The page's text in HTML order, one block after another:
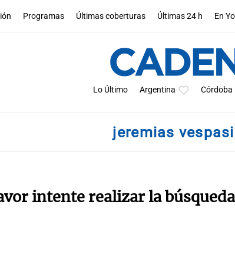
Programas Últimas coberturas Últimas 24 h En
Lo Último Argentina Córdoba
jeremias
intente realizar la